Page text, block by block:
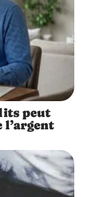
peut
l’argent